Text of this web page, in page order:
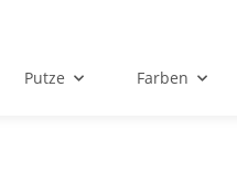
Putze Farben